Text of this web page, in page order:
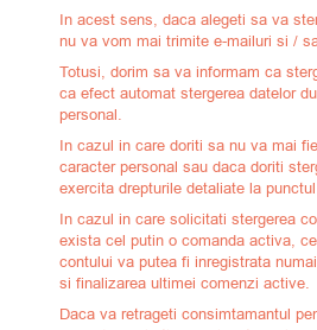
In acest sens, daca alegeti sa va
nu va vom mai trimite e-mailuri si /
Totusi, dorim sa va informam ca
ca efect automat stergerea datelor
personal.
In cazul in care doriti sa nu va mai
caracter personal sau daca doriti
exercita drepturile detaliate la
In cazul in care solicitati stergerea
exista cel putin o comanda activa,
contului va putea fi inregistrata
si finalizarea ultimei comenzi active.
Daca va retrageti consimtamantul